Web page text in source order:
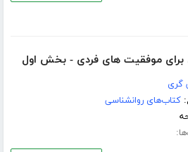
برای موفقیت های فردی - بخش اول
گری
کتاب‌های روانشناسی